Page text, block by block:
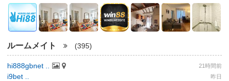
ルームメイト (395)
hi888gbnet .. 21時間前
i9bet .. 昨日